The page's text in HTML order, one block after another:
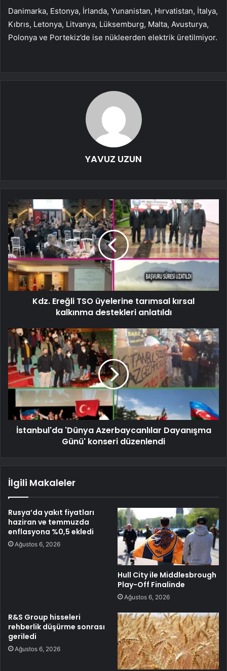
Danimarka, Estonya, İrlanda, Yunanistan, Hırvatistan, İtalya,
Kıbrıs, Letonya, Litvanya, Lüksemburg, Malta, Avusturya,
Polonya ve Portekiz’de ise nükleerden elektrik üretilmiyor.
YAVUZ UZUN
Kdz. Ereğli TSO üyelerine tarımsal kırsal
kalkınma destekleri anlatıldı
İstanbul'da 'Dünya Azerbaycanlılar Dayanışma
Günü' konseri düzenlendi
İlgili Makaleler
Rusya’da yakıt fiyatları
haziran ve temmuzda
enflasyona %0,5 ekledi
Ağustos 6, 2026
Hull City ile Middlesbrough
Play-Off Finalinde
Ağustos 6, 2026
R&S Group hisseleri
rehberlik düşürme sonrası
geriledi
Ağustos 6, 2026